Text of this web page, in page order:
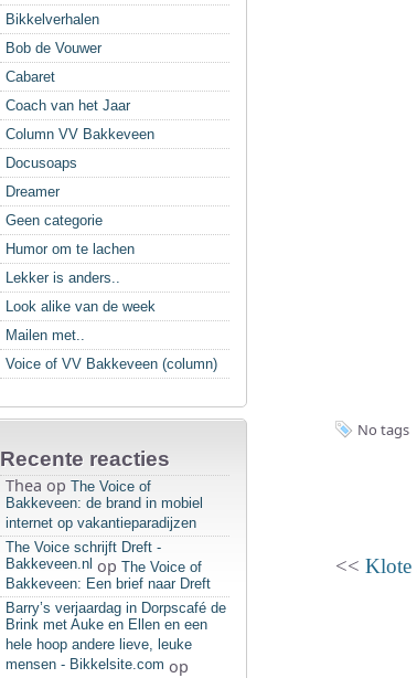
Bikkelverhalen
Bob de Vouwer
Cabaret
Coach van het Jaar
Column VV Bakkeveen
Docusoaps
Dreamer
Geen categorie
Humor om te lachen
Lekker is anders..
Look alike van de week
Mailen met..
Voice of VV Bakkeveen (column)
Recente reacties
Thea op The Voice of
Bakkeveen: de brand in mobiel
internet op vakantieparadijzen
The Voice schrijft Dreft -
Bakkeveen.nl op The Voice of
Bakkeveen: Een brief naar Dreft
Barry’s verjaardag in Dorpscafé de
Brink met Auke en Ellen en een
hele hoop andere lieve, leuke
mensen - Bikkelsite.com op
No tags
<< Klote